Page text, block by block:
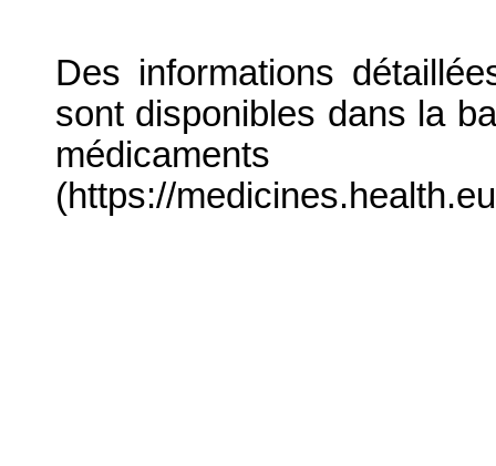
Des informations
sont disponibles dans la
médicaments
(https://